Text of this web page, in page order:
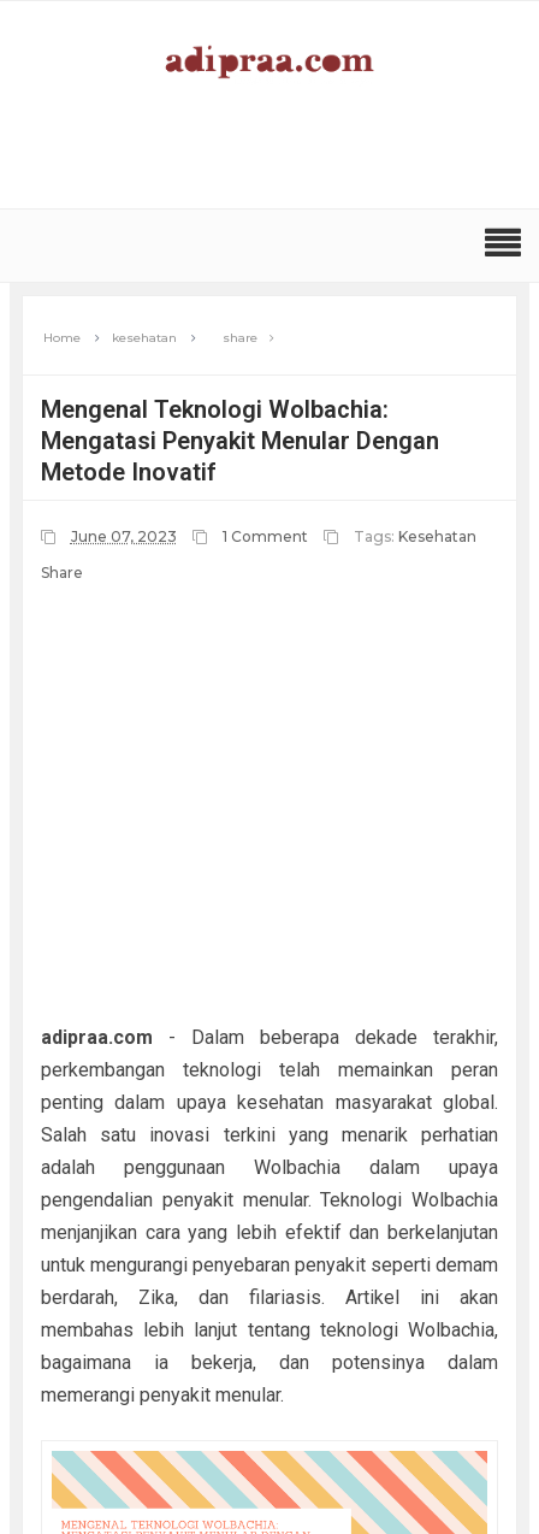
Home kesehatan share
Mengenal Teknologi Wolbachia:
Mengatasi Penyakit Menular Dengan
Metode Inovatif
June 07, 2023 1 Comment Tags: Kesehatan
Share
adipraa.com - Dalam beberapa dekade terakhir,
perkembangan teknologi telah memainkan peran
penting dalam upaya kesehatan masyarakat global.
Salah satu inovasi terkini yang menarik perhatian
adalah penggunaan Wolbachia dalam upaya
pengendalian penyakit menular. Teknologi Wolbachia
menjanjikan cara yang lebih efektif dan berkelanjutan
untuk mengurangi penyebaran penyakit seperti demam
berdarah, Zika, dan filariasis. Artikel ini akan
membahas lebih lanjut tentang teknologi Wolbachia,
bagaimana ia bekerja, dan potensinya dalam
memerangi penyakit menular.